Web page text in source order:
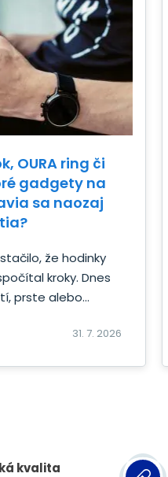
OURA ring či
gadgety na
sa naozaj
že hodinky
kroky. Dnes
prste alebo...
31. 7. 2026
kvalita